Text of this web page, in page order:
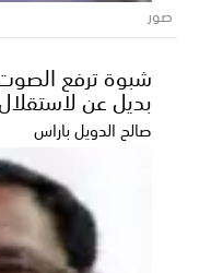
صور
شبوة ترفع
بديل عن
صالح الدويل باراس